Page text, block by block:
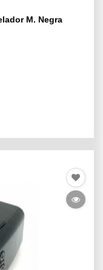
M. Negra